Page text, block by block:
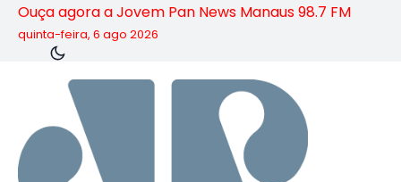
Ouça agora a Jovem Pan News Manaus 98.7 FM
quinta-feira, 6 ago 2026